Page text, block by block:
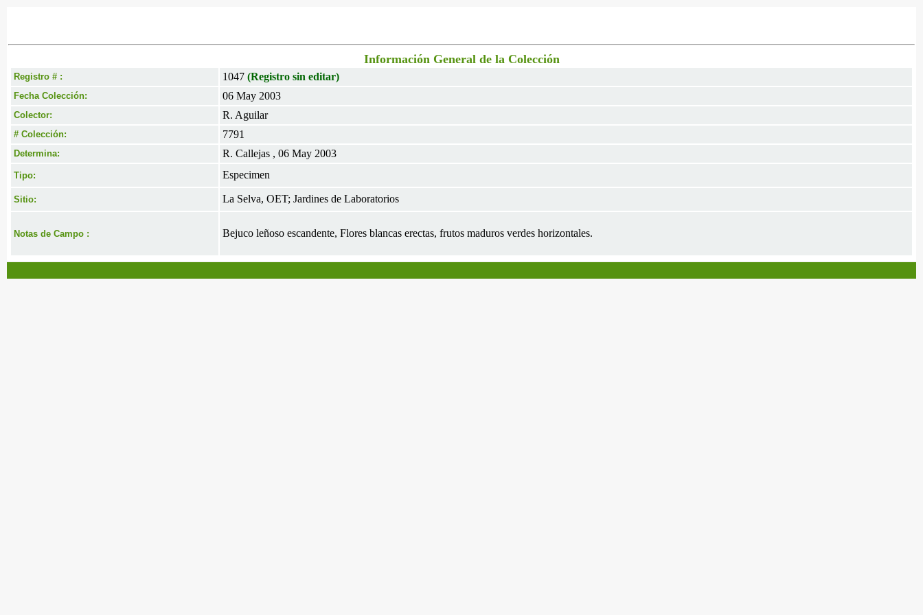
Información General de la Colección
Registro # : 1047 (Registro sin editar)
Fecha Colección: 06 May 2003
Colector: R. Aguilar
# Colección: 7791
Determina: R. Callejas , 06 May 2003
Tipo: Especimen
Sitio: La Selva, OET; Jardines de Laboratorios
Notas de Campo : Bejuco leñoso escandente, Flores blancas erectas, frutos maduros verdes horizontales.